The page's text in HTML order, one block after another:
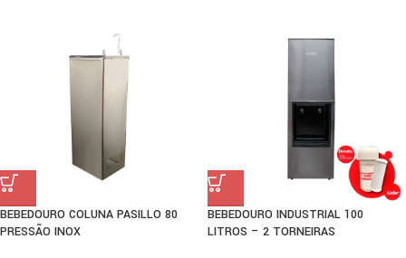
BEBEDOURO COLUNA PASILLO 80
PRESSÃO INOX
BEBEDOURO INDUSTRIAL 100
LITROS – 2 TORNEIRAS